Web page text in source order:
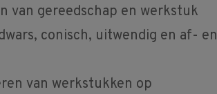
van gereedschap en werkstuk
conisch, uitwendig en af- en
van werkstukken op